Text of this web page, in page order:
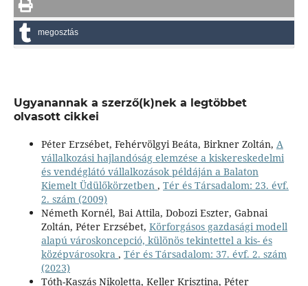
megosztás
Ugyanannak a szerző(k)nek a legtöbbet
olvasott cikkei
Péter Erzsébet, Fehérvölgyi Beáta, Birkner Zoltán, A
vállalkozási hajlandóság elemzése a kiskereskedelmi
és vendéglátó vállalkozások példáján a Balaton
Kiemelt Üdülőkörzetben , Tér és Társadalom: 23. évf.
2. szám (2009)
Németh Kornél, Bai Attila, Dobozi Eszter, Gabnai
Zoltán, Péter Erzsébet, Körforgásos gazdasági modell
alapú városkoncepció, különös tekintettel a kis- és
középvárosokra , Tér és Társadalom: 37. évf. 2. szám
(2023)
Tóth-Kaszás Nikoletta, Keller Krisztina, Péter